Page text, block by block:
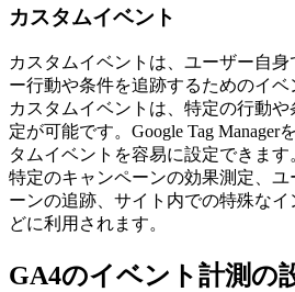
カスタムイベント
カスタムイベントは、ユーザー自
ー行動や条件を追跡するためのイベ
カスタムイベントは、特定の行動
定が可能です。Google Tag Manager
タムイベントを容易に設定できます
特定のキャンペーンの効果測定、
ーンの追跡、サイト内での特殊な
どに利用されます。
GA4のイベント計測の